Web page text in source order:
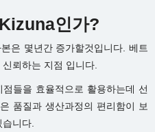
인가?
은 몇년간 증가할것입니다. 베트
뢰하는 지점 입니다.
들을 효율적으로 활용하는데 선
품질과 생산과정의 편리함이 보
니다.